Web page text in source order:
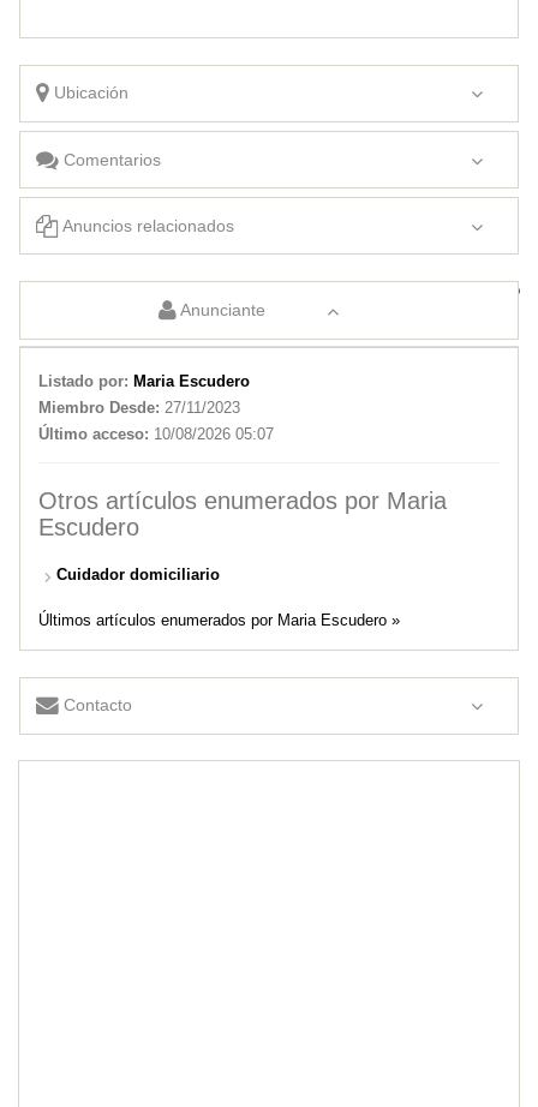
Ubicación
Comentarios
Anuncios relacionados
Cuidador domiciliario
Anunciante
Listado por: Maria Escudero
Miembro Desde: 27/11/2023
Último acceso: 10/08/2026 05:07
Otros artículos enumerados por Maria
Escudero
Cuidador domiciliario
Últimos artículos enumerados por Maria Escudero »
Contacto